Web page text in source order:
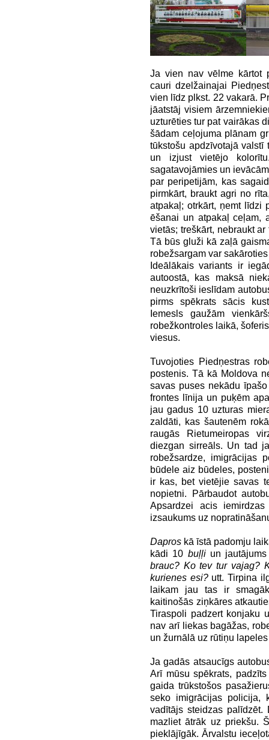
Ja vien nav vēlme kārtot
cauri dzelžainajai
vien līdz plkst. 22 vakarā.
jāatstāj visiem
uzturēties tur pat vairākas
šādam ceļojuma plānam
tūkstošu apdzīvotajā
un izjust vietējo
sagatavojāmies un
par peripetijām, kas
pirmkārt, braukt agri no
atpakaļ; otrkārt, ņemt līdzi
ēšanai un atpakaļ ceļam,
vietās; treškārt, nebraukt
Tā būs gluži kā zaļā
robežsargam var
Ideālākais variants ir
autoostā, kas maksā
neuzkrītoši ieslīdam
pirms spēkrats sācis
Iemesls gaužām
robežkontroles laikā,
viesus.
Tuvojoties Piedņestras
postenis. Tā kā Moldova
savas puses nekādu
frontes līnija un puķēm
jau gadus 10 uzturas
zaldāti, kas šautenēm
raugās Rietumeiropas
diezgan sirreāls. Un tad
robežsardze,
būdele aiz būdeles,
ir kas, bet vietējie savas
nopietni. Pārbaudot
Apsardzei acis
izsaukums uz
Dapros kā īstā padomju
kādi 10 buļļiun
brauc? Ko tev tur vajag?
kurienes esi? utt. Tirpina
laikam jau tas ir
kaitinošās ziņkāres
Tiraspoli padzert konjaku
nav arī liekas bagāžas,
un žurnālā uz rūtiņu
Ja gadās atsaucīgs
Arī mūsu spēkrats,
gaida trūkstošos
seko imigrācijas policija,
vadītājs steidzas
mazliet ātrāk uz priekšu.
pieklājīgāk. Ārvalstu